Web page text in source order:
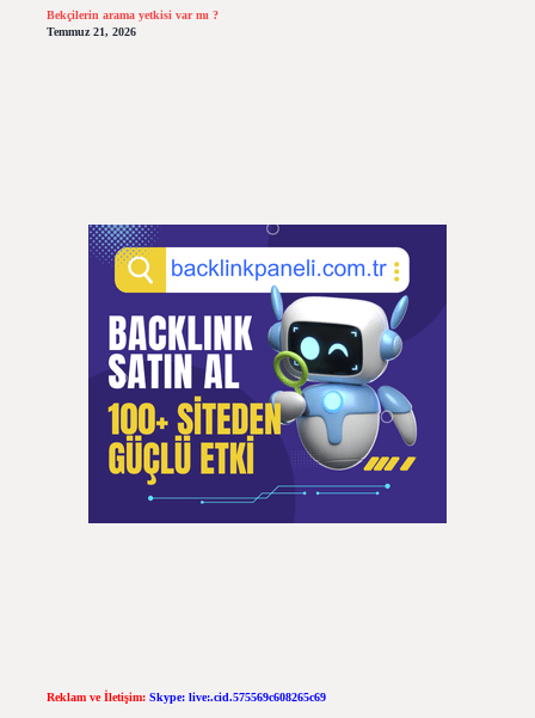
Bekçilerin arama yetkisi var mı ?
Temmuz 21, 2026
Reklam ve İletişim: Skype: live:.cid.575569c608265c69